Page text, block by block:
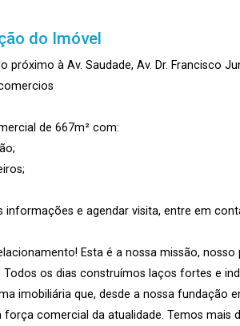
do Imóvel
próximo à Av. Saudade, Av. Dr. Francisco
de 667m² com:
informações e agendar visita, entre em
Esta é a nossa missão,
os dias construímos laços fortes e
imobiliária que, desde a nossa fundação
força comercial da atualidade. Temos mais